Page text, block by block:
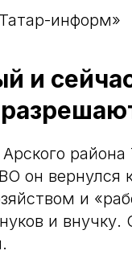
информ»
и
он вернулся
и
и внучку.